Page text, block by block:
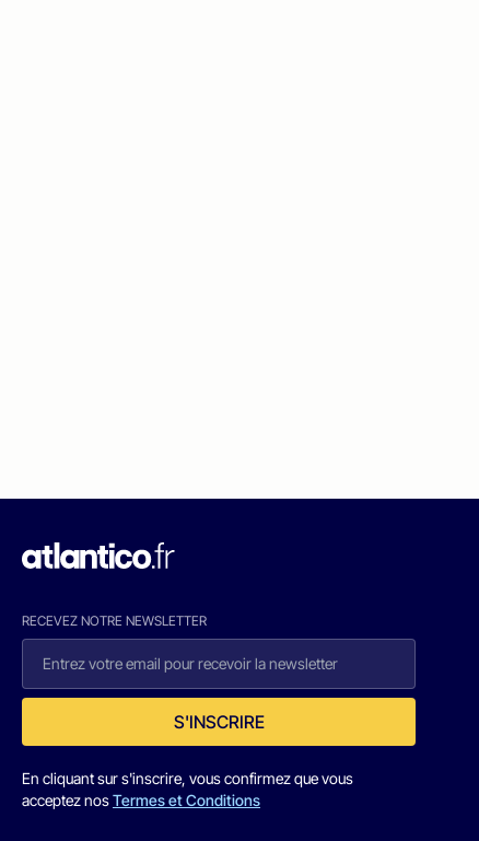
RECEVEZ NOTRE NEWSLETTER
S'INSCRIRE
En cliquant sur s'inscrire, vous confirmez que vous
acceptez nosTermes et Conditions